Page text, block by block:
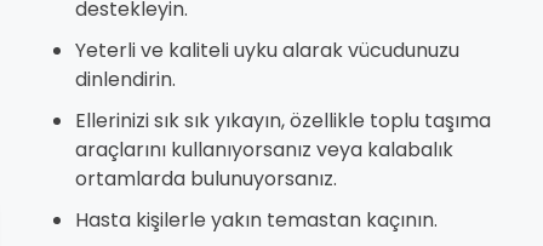
destekleyin.
Yeterli ve kaliteli uyku alarak vücudunuzu
dinlendirin.
Ellerinizi sık sık yıkayın, özellikle toplu taşıma
araçlarını kullanıyorsanız veya kalabalık
ortamlarda bulunuyorsanız.
Hasta kişilerle yakın temastan kaçının.